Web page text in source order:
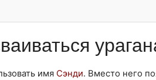
имя Сэнди. Вместо него